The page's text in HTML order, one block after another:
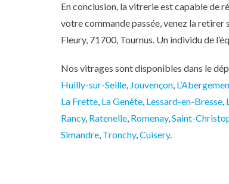
En conclusion, la vitrerie est capable de
votre commande passée, venez la retirer
Fleury, 71700, Tournus. Un individu de
Nos vitrages sont disponibles dans le
Huilly-sur-Seille, Jouvençon,
La Frette, La Genête, Lessard-en-Bresse,
Rancy, Ratenelle, Romenay,Saint-
Simandre, Tronchy,Cuisery.